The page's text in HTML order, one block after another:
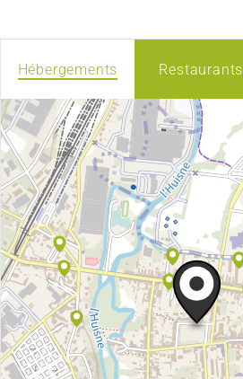
Hébergements Restaurants